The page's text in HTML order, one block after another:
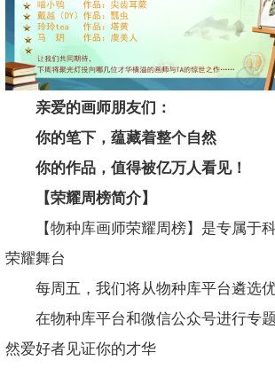
亲爱的画师朋友们：
你的笔下，蕴藏着整个自然
你的作品，值得被亿万人看见！
【荣耀周榜简介】
【物种库画师荣耀周榜】是专属于
荣耀舞台
每周五，我们将从物种库平台遴选
在物种库平台和微信公众号进行专
然爱好者见证你的才华